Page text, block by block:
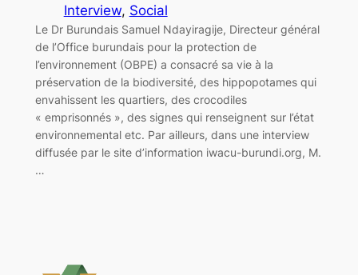
Interview, Social
Le Dr Burundais Samuel Ndayiragije, Directeur général
de l’Office burundais pour la protection de
l’environnement (OBPE) a consacré sa vie à la
préservation de la biodiversité, des hippopotames qui
envahissent les quartiers, des crocodiles
« emprisonnés », des signes qui renseignent sur l’état
environnemental etc. Par ailleurs, dans une interview
diffusée par le site d’information iwacu-burundi.org, M.
…